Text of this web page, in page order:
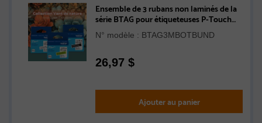
Ensemble de 3 rubans non laminés de la
série BTAG pour étiqueteuses P-Touch
authentique de Brother de la collection
Vent de nature (vert clair avec texte noir,
texte blanc), 12 mm (L) x 4 m de (l)
N° modèle : BTAG3MBOTBUND
26,97 $
Ajouter au panier